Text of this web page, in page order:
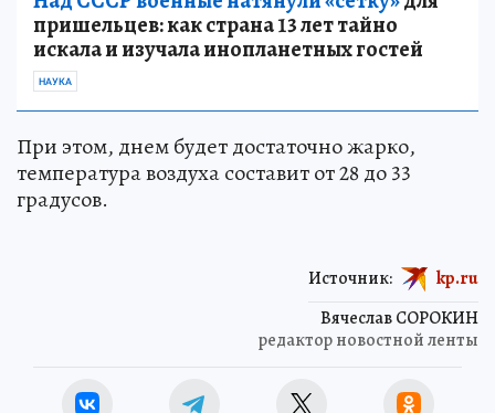
пришельцев: как страна 13 лет тайно
искала и изучала инопланетных гостей
НАУКА
При этом, днем будет достаточно жарко,
температура воздуха составит от 28 до 33
градусов.
Вячеслав СОРОКИН
редактор новостной ленты
Источник: kp.ru